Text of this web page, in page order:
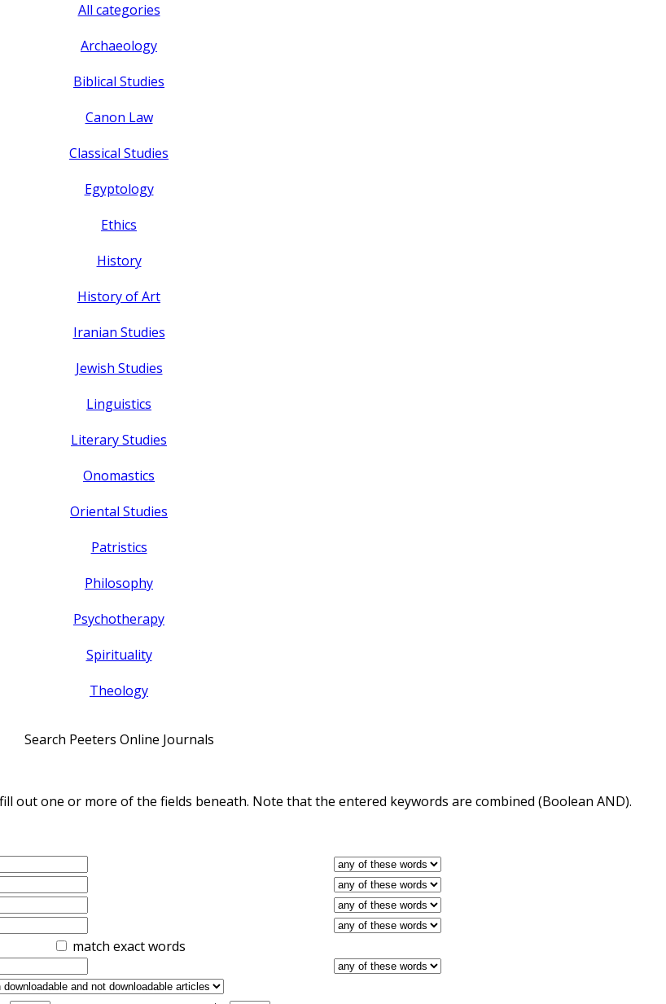
All categories
Archaeology
Biblical Studies
Canon Law
Classical Studies
Egyptology
Ethics
History
History of Art
Iranian Studies
Jewish Studies
Linguistics
Literary Studies
Onomastics
Oriental Studies
Patristics
Philosophy
Psychotherapy
Spirituality
Theology
Search Peeters Online Journals
out one or more of the fields beneath. Note that the entered keywords are combined (Boolean AND).
match exact words